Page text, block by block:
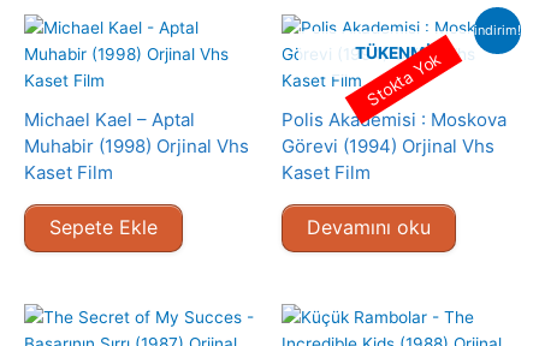
Michael Kael – Aptal
Muhabir (1998) Orjinal Vhs
Kaset Film
Sepete Ekle
indirim!
TÜKENMIŞ
Polis Akademisi : Moskova
Görevi (1994) Orjinal Vhs
Kaset Film
Devamını oku
Stokta Yok